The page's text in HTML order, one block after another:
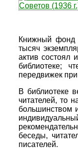
Книжный фонд
тысяч
актив состоял
библиотеке;
передвижек
В библиотеке
читателей, то
большинством
беседы,
писателей.